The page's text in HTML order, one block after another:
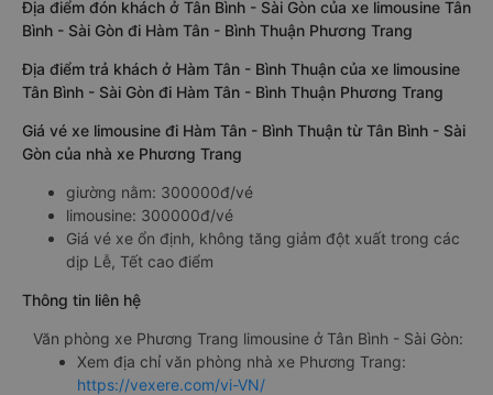
Địa điểm đón khách ở Tân Bình - Sài Gòn của xe limousine Tân
Bình - Sài Gòn đi Hàm Tân - Bình Thuận Phương Trang
Địa điểm trả khách ở Hàm Tân - Bình Thuận của xe limousine
Tân Bình - Sài Gòn đi Hàm Tân - Bình Thuận Phương Trang
Giá vé xe limousine đi Hàm Tân - Bình Thuận từ Tân Bình - Sài
Gòn của nhà xe Phương Trang
giường nằm: 300000đ/vé
limousine: 300000đ/vé
Giá vé xe ổn định, không tăng giảm đột xuất trong các
dịp Lễ, Tết cao điểm
Thông tin liên hệ
Văn phòng xe Phương Trang limousine ở Tân Bình - Sài Gòn:
Xem địa chỉ văn phòng nhà xe Phương Trang:
https://vexere.com/vi-VN/